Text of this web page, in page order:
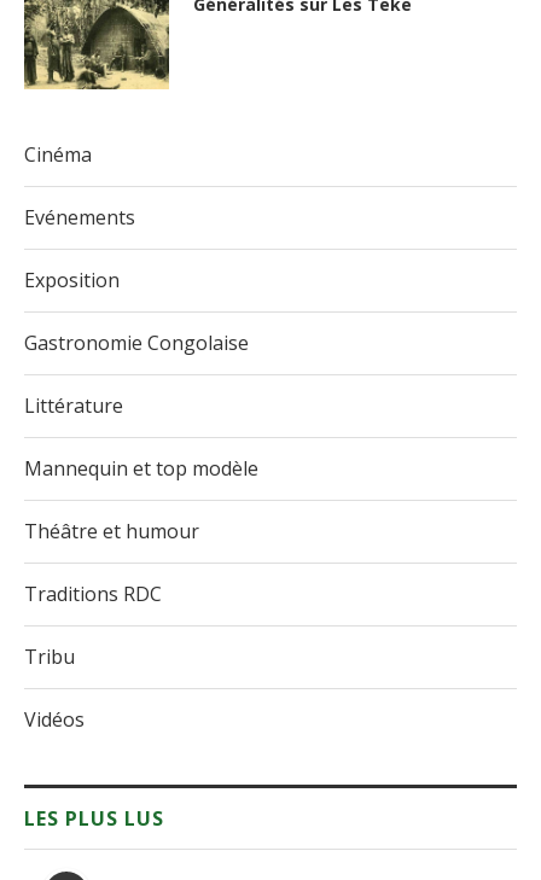
Cinéma
Evénements
Exposition
Gastronomie Congolaise
Littérature
Mannequin et top modèle
Théâtre et humour
Traditions RDC
Tribu
Vidéos
LES PLUS LUS